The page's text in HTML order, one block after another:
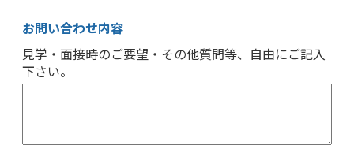
お問い合わせ内容
見学・面接時のご要望・その他質問等、自由にご記入
下さい。